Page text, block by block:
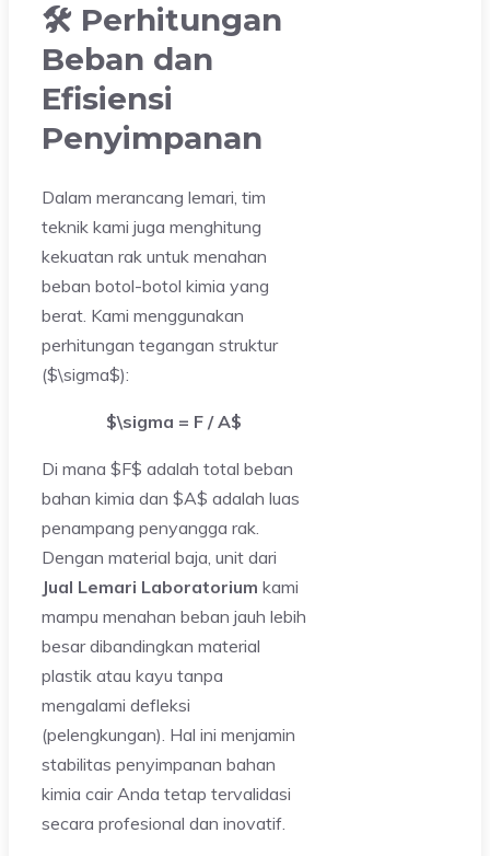
🛠️ Perhitungan
Beban dan
Efisiensi
Penyimpanan
Dalam merancang lemari, tim
teknik kami juga menghitung
kekuatan rak untuk menahan
beban botol-botol kimia yang
berat. Kami menggunakan
perhitungan tegangan struktur
($\sigma$):
$\sigma = F / A$
Di mana $F$ adalah total beban
bahan kimia dan $A$ adalah luas
penampang penyangga rak.
Dengan material baja, unit dari
Jual Lemari Laboratorium kami
mampu menahan beban jauh lebih
besar dibandingkan material
plastik atau kayu tanpa
mengalami defleksi
(pelengkungan). Hal ini menjamin
stabilitas penyimpanan bahan
kimia cair Anda tetap tervalidasi
secara profesional dan inovatif.